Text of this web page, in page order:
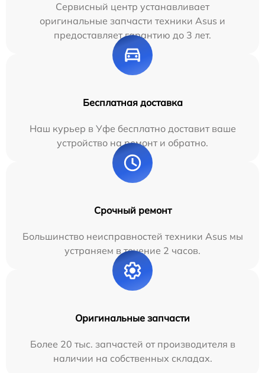
Сервисный центр устанавливает
оригинальные запчасти техники Asus и
предоставляет гарантию до 3 лет.
Бесплатная доставка
Наш курьер в Уфе бесплатно доставит ваше
устройство на ремонт и обратно.
Срочный ремонт
Большинство неисправностей техники Asus мы
устраняем в течение 2 часов.
Оригинальные запчасти
Более 20 тыс. запчастей от производителя в
наличии на собственных складах.